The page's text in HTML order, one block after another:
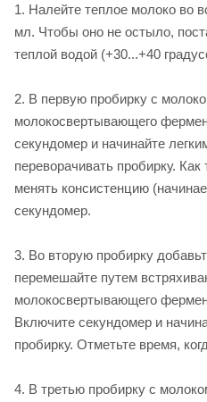
1. Налейте теплое молоко во
мл. Чтобы оно не остыло,
теплой водой (+30...+40
2. В первую пробирку с
молокосвертывающего
секундомер и начинайте
переворачивать пробирку.
менять консистенцию
секундомер.
3. Во вторую пробирку
перемешайте путем
молокосвертывающего
Включите секундомер и
пробирку. Отметьте время,
4. В третью пробирку с